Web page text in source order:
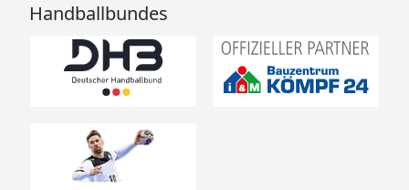
Handballbundes